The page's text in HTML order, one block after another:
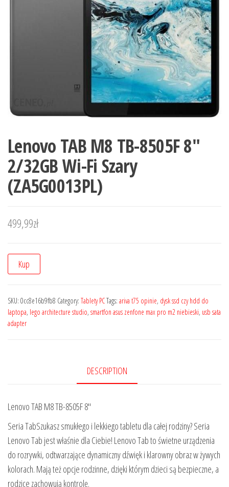
Lenovo TAB M8 TB-8505F 8″
2/32GB Wi-Fi Szary
(ZA5G0013PL)
499,99zł
Kup
SKU: 0cc8e16b9fb8 Category: Tablety PCTags: ariva t75 opinie, dysk ssd czy hdd do
laptopa, lego architecture studio, smartfon asus zenfone max pro m2 niebieski, usb sata
adapter
DESCRIPTION
Lenovo TAB M8 TB-8505F 8″
Seria TabSzukasz smukłego i lekkiego tabletu dla całej rodziny? Seria
Lenovo Tab jest właśnie dla Ciebie! Lenovo Tab to świetne urządzenia
do rozrywki, odtwarzające dynamiczny dźwięk i klarowny obraz w żywych
kolorach. Mają też opcje rodzinne, dzięki którym dzieci są bezpieczne, a
rodzice zachowują kontrolę.